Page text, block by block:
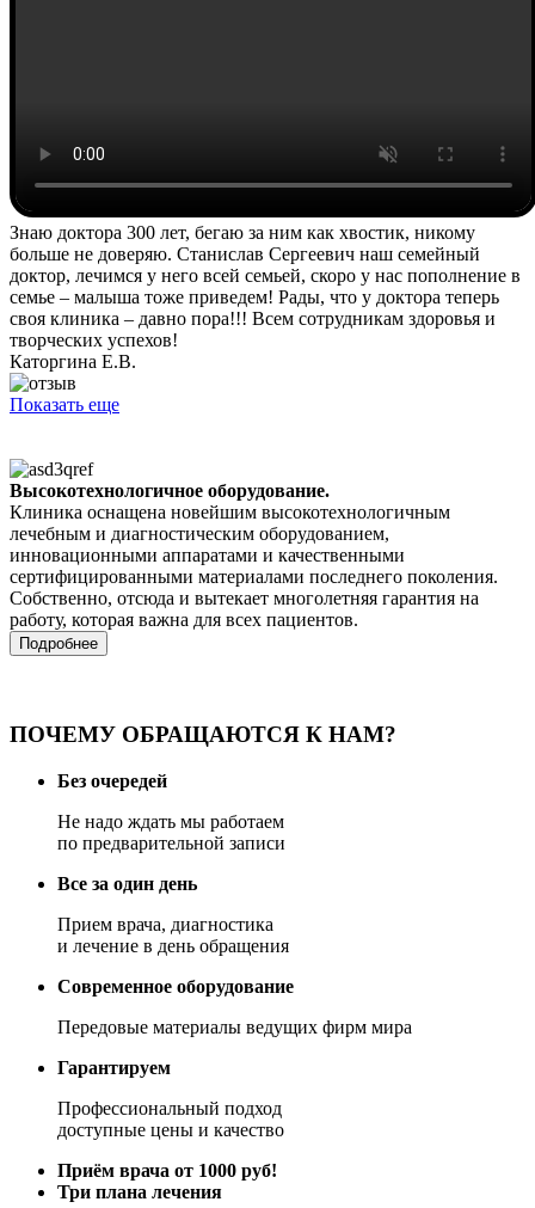
Знаю доктора 300 лет, бегаю за ним как хвостик, никому
больше не доверяю. Станислав Сергеевич наш семейный
доктор, лечимся у него всей семьей, скоро у нас пополнение в
семье – малыша тоже приведем! Рады, что у доктора теперь
своя клиника – давно пора!!! Всем сотрудникам здоровья и
творческих успехов!
Каторгина Е.В.
Показать еще
Высокотехнологичное оборудование.
Клиника оснащена новейшим высокотехнологичным
лечебным и диагностическим оборудованием,
инновационными аппаратами и качественными
сертифицированными материалами последнего поколения.
Собственно, отсюда и вытекает многолетняя гарантия на
работу, которая важна для всех пациентов.
Подробнее
ПОЧЕМУ ОБРАЩАЮТСЯ К НАМ?
Без очередей
Не надо ждать мы работаем
по предварительной записи
Все за один день
Прием врача, диагностика
и лечение в день обращения
Современное оборудование
Передовые материалы ведущих фирм мира
Гарантируем
Профессиональный подход
доступные цены и качество
Приём врача от 1000 руб!
Три плана лечения